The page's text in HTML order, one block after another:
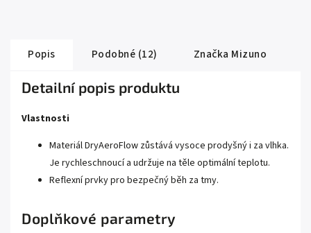
Popis Podobné (12) Značka Mizuno
Detailní popis produktu
Vlastnosti
Materiál DryAeroFlow zůstává vysoce prodyšný i za vlhka.
Je rychleschnoucí a udržuje na těle optimální teplotu.
Reflexní prvky pro bezpečný běh za tmy.
Doplňkové parametry